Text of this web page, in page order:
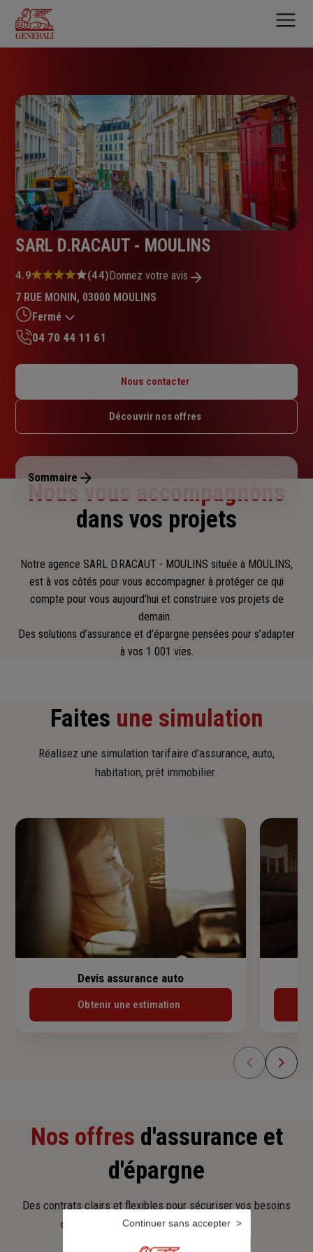
contenu
principal
SARL D.RACAUT - MOULINS
Note
4.9
sur
5
étoiles
4.9 (44)Donnez votre avis
7 RUE MONIN, 03000 MOULINS
Fermé
Mardi : 08h30 – 12h / 14h – 17h30
Jeudi : 08h30 – 12h / 14h – 17h30
Dimanche : Fermé
04 70 44 11 61
Nous contacter
Découvrir nos offres
Sommaire
Nous vous accompagnons
dans vos projets
Notre agence SARL D.RACAUT - MOULINS située à MOULINS,
est à vos côtés pour vous accompagner à protéger ce qui
compte pour vous aujourd’hui et construire vos projets de
demain.
Des solutions d’assurance et d’épargne pensées pour s’adapter
à vos 1 001 vies.
Faites une simulation
Réalisez une simulation tarifaire d'assurance, auto,
habitation, prêt immobilier.
Devis assurance auto
Obtenir une estimation
Nos offres d'assurance et
d'épargne
Des contrats clairs et flexibles pour sécuriser vos besoins
d’aujourd’hui et anticiper ceux de demain.
Continuer sans accepter